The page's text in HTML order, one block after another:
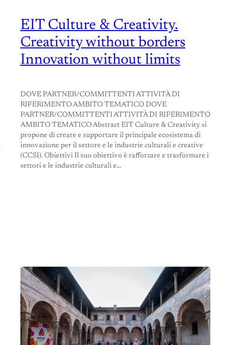
EIT Culture & Creativity.
Creativity without borders
Innovation without limits
DOVE PARTNER/COMMITTENTI ATTIVITÀ DI
RIFERIMENTO AMBITO TEMATICO DOVE
PARTNER/COMMITTENTI ATTIVITÀ DI RIFERIMENTO
AMBITO TEMATICO Abstract EIT Culture & Creativity si
propone di creare e supportare il principale ecosistema di
innovazione per il settore e le industrie culturali e creative
(CCSI). Obiettivi Il suo obiettivo è rafforzare e trasformare i
settori e le industrie culturali e…